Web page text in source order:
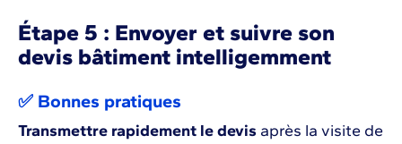
Étape 5 : Envoyer et suivre son
devis bâtiment intelligemment
✅ Bonnes pratiques
Transmettre rapidement le devis après la visite de